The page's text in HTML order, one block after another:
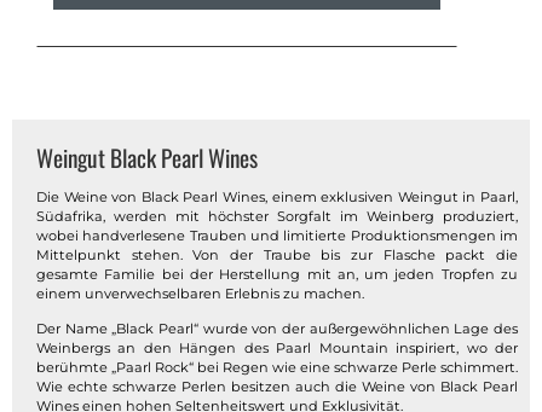
Weingut Black Pearl Wines
Die Weine von Black Pearl Wines, einem exklusiven Weingut in Paarl,
Südafrika, werden mit höchster Sorgfalt im Weinberg produziert,
wobei handverlesene Trauben und limitierte Produktionsmengen im
Mittelpunkt stehen. Von der Traube bis zur Flasche packt die
gesamte Familie bei der Herstellung mit an, um jeden Tropfen zu
einem unverwechselbaren Erlebnis zu machen.
Der Name „Black Pearl“ wurde von der außergewöhnlichen Lage des
Weinbergs an den Hängen des Paarl Mountain inspiriert, wo der
berühmte „Paarl Rock“ bei Regen wie eine schwarze Perle schimmert.
Wie echte schwarze Perlen besitzen auch die Weine von Black Pearl
Wines einen hohen Seltenheitswert und Exklusivität.